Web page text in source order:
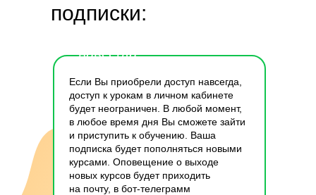
подписки:
навсегда
Если Вы приобрели доступ навсегда,
доступ к урокам в личном кабинете
будет неограничен. В любой момент,
в любое время дня Вы сможете зайти
и приступить к обучению. Ваша
подписка будет пополняться новыми
курсами. Оповещение о выходе
новых курсов будет приходить
на почту, в бот-телеграмм